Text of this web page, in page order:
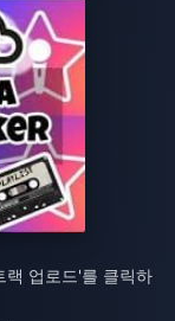
랙 업로드'를 클릭하